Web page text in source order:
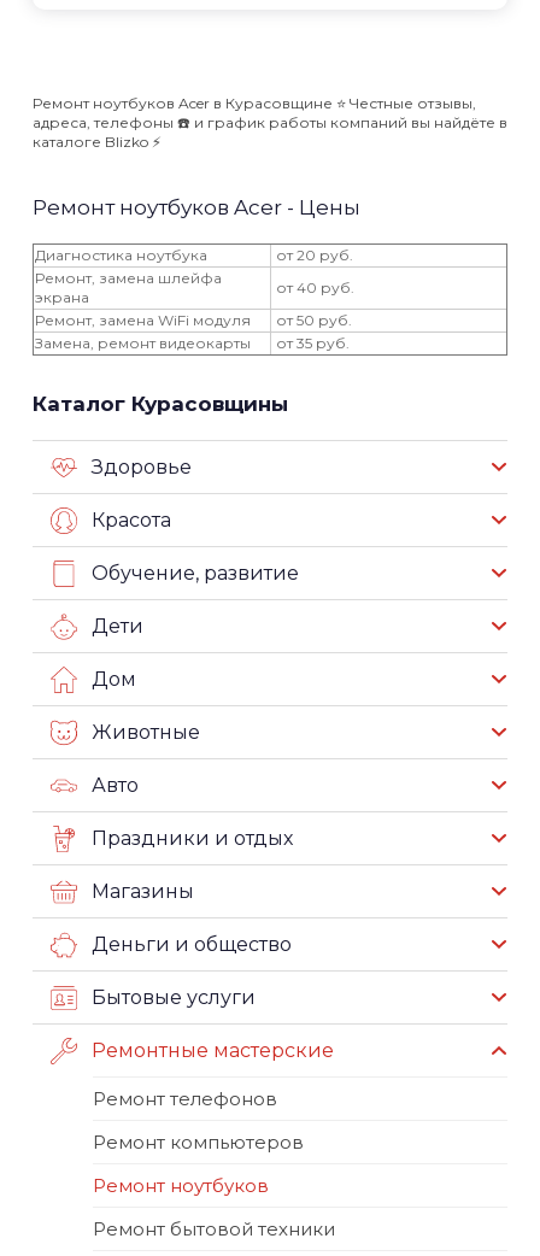
Ремонт ноутбуков Acer в Курасовщине ⭐️ Честные отзывы,
адреса, телефоны ☎️ и график работы компаний вы найдёте в
каталоге Blizko ⚡️
Ремонт ноутбуков Acer - Цены
Диагностика ноутбука
от 20 руб.
Ремонт, замена шлейфа
экрана
от 40 руб.
Ремонт, замена WiFi модуля
от 50 руб.
Замена, ремонт видеокарты
от 35 руб.
Каталог Курасовщины
Здоровье
Красота
Обучение, развитие
Дети
Дом
Животные
Авто
Праздники и отдых
Магазины
Деньги и общество
Бытовые услуги
Ремонтные мастерские
Ремонт телефонов
Ремонт компьютеров
Ремонт ноутбуков
Ремонт бытовой техники